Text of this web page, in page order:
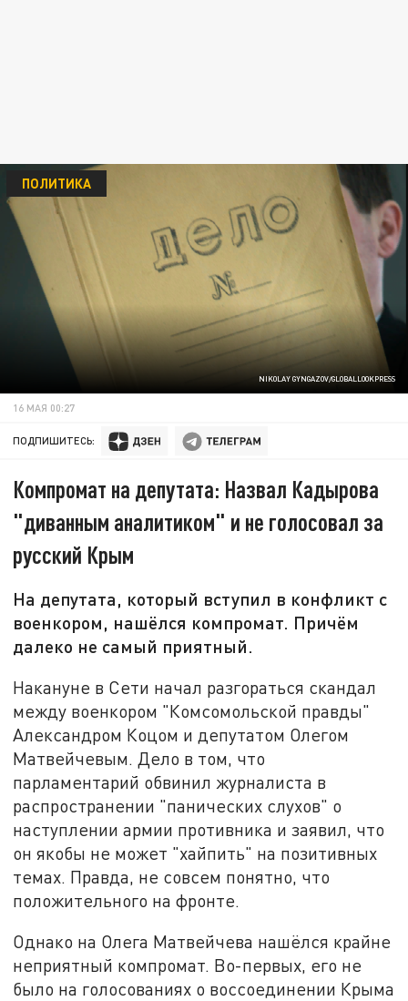
NIKOLAY GYNGAZOV/GLOBALLOOKPRESS
ПОЛИТИКА
16 МАЯ 00:27
ПОДПИШИТЕСЬ:
Компромат на депутата: Назвал Кадырова
"диванным аналитиком" и не голосовал за
русский Крым
На депутата, который вступил в конфликт с
военкором, нашёлся компромат. Причём
далеко не самый приятный.
Накануне в Сети начал разгораться скандал
между военкором "Комсомольской правды"
Александром Коцом и депутатом Олегом
Матвейчевым. Дело в том, что
парламентарий обвинил журналиста в
распространении "панических слухов" о
наступлении армии противника и заявил, что
он якобы не может "хайпить" на позитивных
темах. Правда, не совсем понятно, что
положительного на фронте.
Однако на Олега Матвейчева нашёлся крайне
неприятный компромат. Во-первых, его не
было на голосованиях о воссоединении Крыма